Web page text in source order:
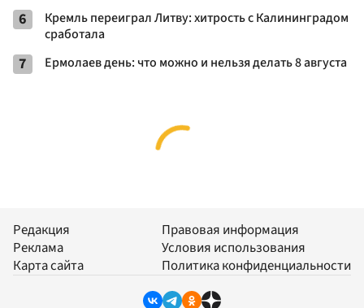
6
Кремль переиграл Литву: хитрость с Калининградом
сработала
7 Ермолаев день: что можно и нельзя делать 8 августа
Редакция
Реклама
Карта сайта
Правовая информация
Условия использования
Политика конфиденциальности